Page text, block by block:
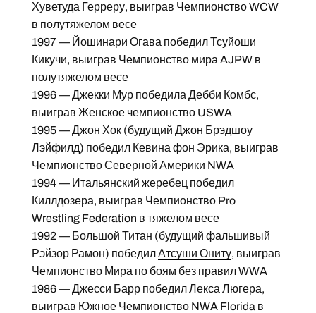
Хуветуда Герреру, выиграв Чемпионство WCW
в полутяжелом весе
1997 — Йошинари Огава победил Тсуйоши
Кикучи, выиграв Чемпионство мира AJPW в
полутяжелом весе
1996 — Джекки Мур победила Дебби Комбс,
выиграв Женское чемпионство USWA
1995 — Джон Хок (будущий Джон Брэдшоу
Лэйфилд) победил Кевина фон Эрика, выиграв
Чемпионство Северной Америки NWA
1994 — Итальянский жеребец победил
Киллдозера, выиграв Чемпионство Pro
Wrestling Federation в тяжелом весе
1992 — Большой Титан (будущий фальшивый
Рэйзор Рамон) победилАтсуши Ониту, выиграв
Чемпионство Мира по боям без правил WWA
1986 — Джесси Барр победил Лекса Люгера,
выиграв Южное Чемпионство NWA Florida в